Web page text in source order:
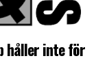
håller inte för